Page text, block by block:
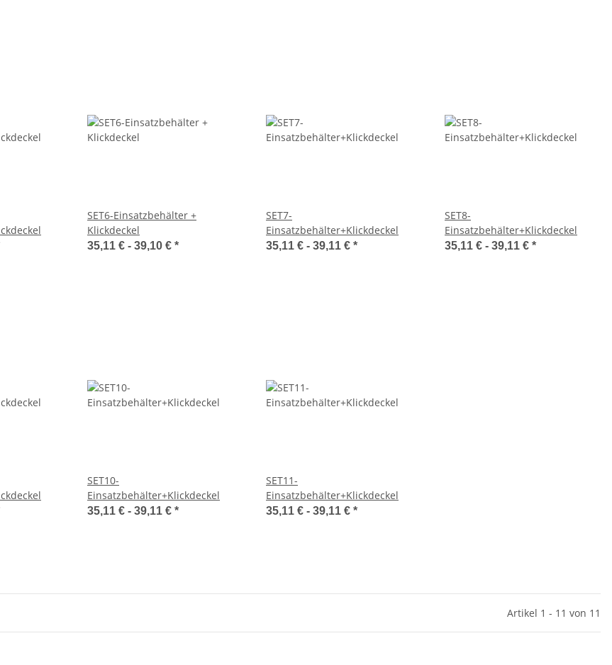
SET6-Einsatzbehälter +
Klickdeckel
35,11 € - 39,10 € *
SET7-
Einsatzbehälter+Klickdeckel
35,11 € - 39,11 € *
SET8-
Einsatzbehälter+Klickdeckel
35,11 € - 39,11 € *
SET10-
Einsatzbehälter+Klickdeckel
35,11 € - 39,11 € *
SET11-
Einsatzbehälter+Klickdeckel
35,11 € - 39,11 € *
Artikel 1 - 11 von 11